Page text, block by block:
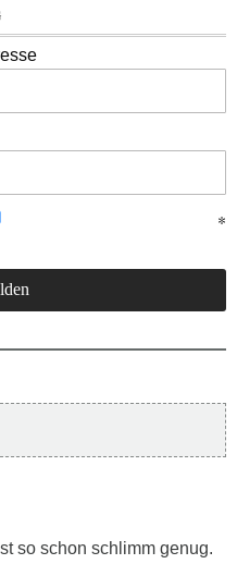
so schon schlimm genug.